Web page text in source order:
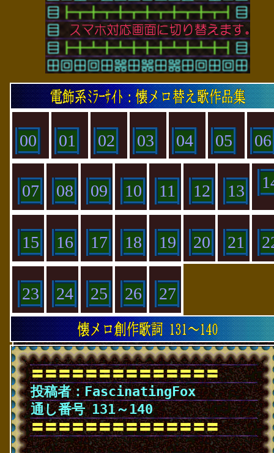
00 01 02 03 04 05 06
07 08 09 10 11 12 13
15 16 17 18 19 20 21
23 24 25 26 27
〓〓〓〓〓〓〓〓〓〓〓〓〓〓
投稿者：FascinatingFox
通し番号･131～140
〓〓〓〓〓〓〓〓〓〓〓〓〓〓
･